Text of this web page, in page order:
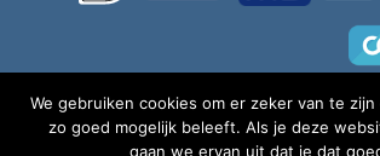
We gebruiken cookies om er zeker van te
zo goed mogelijk beleeft. Als je deze
gaan we ervan uit dat je dat